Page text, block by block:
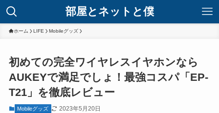
部屋とネットと僕
ホーム LIFE Mobileグッズ
初めての完全ワイヤレスイヤホンなら
AUKEYで満足でしょ！最強コスパ「EP-
T21」を徹底レビュー
Mobileグッズ 2023年5月20日